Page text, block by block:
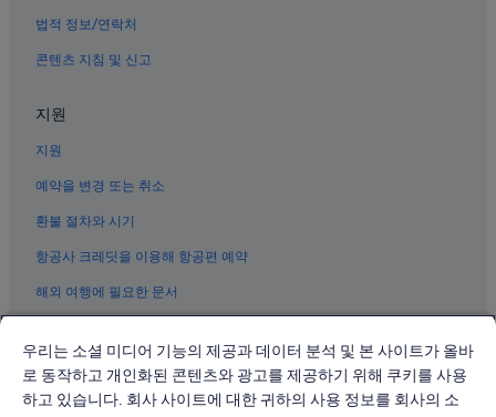
히가시히로시마 역 근처 호텔
히가시히로시마 하치혼마츠 역 근처 호텔
법적 정보/연락처
콘텐츠 지침 및 신고
지원
지원
예약을 변경 또는 취소
환불 절차와 시기
항공사 크레딧을 이용해 항공편 예약
해외 여행에 필요한 문서
© 2026 Expedia, Inc., Expedia Group 계열사. All rights reserved.
우리는 소셜 미디어 기능의 제공과 데이터 분석 및 본 사이트가 올바
로 동작하고 개인화된 콘텐츠와 광고를 제공하기 위해 쿠키를 사용
하고 있습니다. 회사 사이트에 대한 귀하의 사용 정보를 회사의 소